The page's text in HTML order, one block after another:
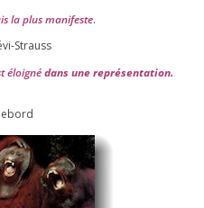
la plus mani­feste.
Strauss
éloi­gnédans une repré­sen­ta­tion.